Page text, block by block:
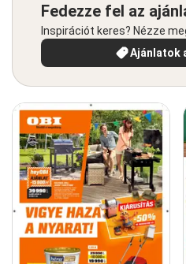
Fedezze fel az
Inspirációt keres? Nézze
Ajánlatok